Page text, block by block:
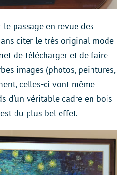
passage en revue des
citer le très original mode
de télécharger et de faire
images (photos, peintures,
celles-ci vont même
d’un véritable cadre en bois
du plus bel effet.